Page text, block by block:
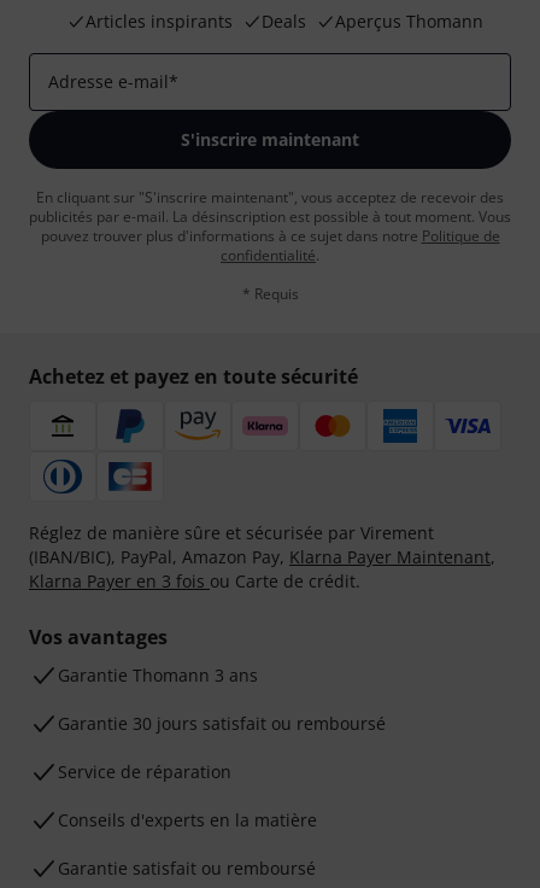
Articles inspirants
Deals Aperçus Thomann
Adresse e-mail*
S'inscrire maintenant
En cliquant sur "S'inscrire maintenant", vous acceptez de recevoir des
publicités par e-mail. La désinscription est possible à tout moment. Vous
pouvez trouver plus d'informations à ce sujet dans notre Politique de
confidentialité.
* Requis
Achetez et payez en toute sécurité
Réglez de manière sûre et sécurisée par Virement
(IBAN/BIC), PayPal, Amazon Pay, Klarna Payer Maintenant,
Klarna Payer en 3 fois ou Carte de crédit.
Vos avantages
Ga­ran­tie Thomann 3 ans
Garantie 30 jours satisfait ou remboursé
Service de réparation
Conseils d'experts en la matière
Garantie satisfait ou remboursé